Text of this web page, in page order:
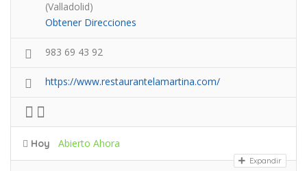
(Valladolid)
Obtener Direcciones
983 69 43 92
https://www.restaurantelamartina.com/
Hoy Abierto Ahora
Expandir